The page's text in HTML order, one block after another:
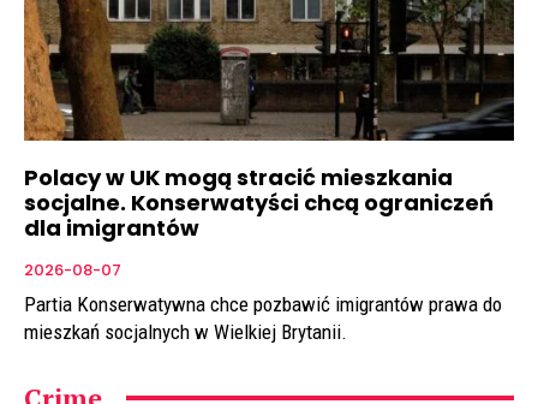
Polacy w UK mogą stracić mieszkania
socjalne. Konserwatyści chcą ograniczeń
dla imigrantów
2026-08-07
Partia Konserwatywna chce pozbawić imigrantów prawa do
mieszkań socjalnych w Wielkiej Brytanii.